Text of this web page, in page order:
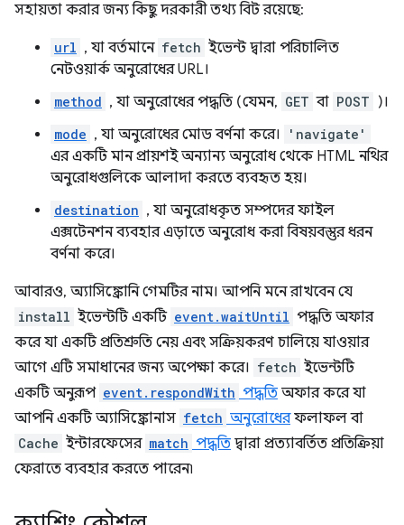
সহায়তা করার জন্য কিছু দরকারী তথ্য বিট রয়েছে:
url , যা বর্তমানে fetch ইভেন্ট দ্বারা পরিচালিত
নেটওয়ার্ক অনুরোধের URL।
method , যা অনুরোধের পদ্ধতি (যেমন, GET বা POST )।
mode , যা অনুরোধের মোড বর্ণনা করে। 'navigate'
এর একটি মান প্রায়শই অন্যান্য অনুরোধ থেকে HTML নথির
অনুরোধগুলিকে আলাদা করতে ব্যবহৃত হয়।
destination , যা অনুরোধকৃত সম্পদের ফাইল
এক্সটেনশন ব্যবহার এড়াতে অনুরোধ করা বিষয়বস্তুর ধরন
বর্ণনা করে।
আবারও, অ্যাসিঙ্ক্রোনি গেমটির নাম। আপনি মনে রাখবেন যে
install ইভেন্টটি একটি event.waitUntil পদ্ধতি অফার
করে যা একটি প্রতিশ্রুতি নেয় এবং সক্রিয়করণ চালিয়ে যাওয়ার
আগে এটি সমাধানের জন্য অপেক্ষা করে। fetch ইভেন্টটি
একটি অনুরূপ event.respondWith পদ্ধতি অফার করে যা
আপনি একটি অ্যাসিঙ্ক্রোনাস fetch অনুরোধেরফলাফল বা
Cache ইন্টারফেসের match পদ্ধতি দ্বারা প্রত্যাবর্তিত প্রতিক্রিয়া
ফেরাতে ব্যবহার করতে পারেন৷